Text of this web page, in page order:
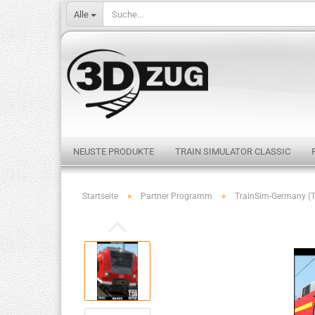
Alle
NEUSTE PRODUKTE TRAIN SIMULATOR CLASSIC
Startseite » Partner Programm » TrainSim-Germany